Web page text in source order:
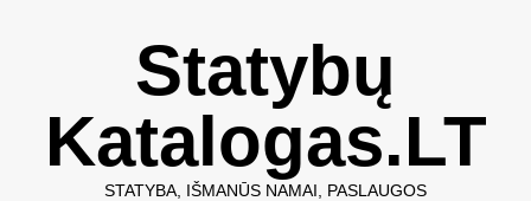
Statybų
Katalogas.LT
STATYBA, IŠMANŪS NAMAI, PASLAUGOS